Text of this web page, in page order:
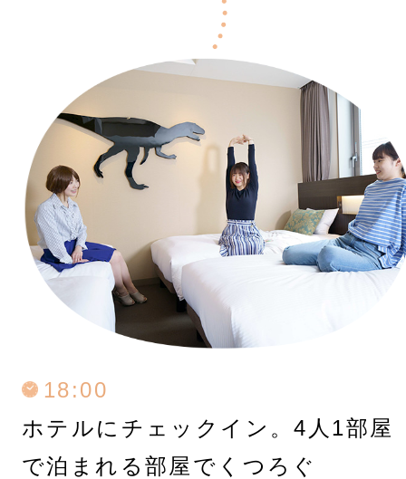
18:00
ホテルにチェックイン。4人1部屋
で泊まれる部屋でくつろぐ